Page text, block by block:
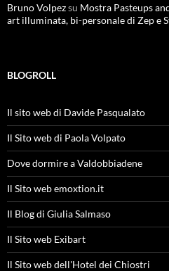
Bruno Volpezsu Mostra Pasteups
art illuminata, bi-personale di Zep e
BLOGROLL
Il sito web di Davide Pasqualato
Il Sito web di Paola Volpato
Dove dormire a Valdobbiadene
Il Sito web emoxtion.it
Il Blog di Giulia Salmaso
Il Sito web Exibart
Il Sito web dell'Hotel dei Chiostri